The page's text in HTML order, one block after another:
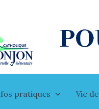
pratiques Vie